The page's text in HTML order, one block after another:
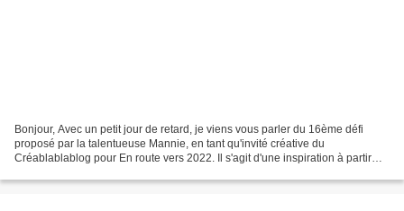
Bonjour, Avec un petit jour de retard, je viens vous parler du 16ème défi
proposé par la talentueuse Mannie, en tant qu'invité créative du
Créablablablog pour En route vers 2022. Il s'agit d'une inspiration à partir